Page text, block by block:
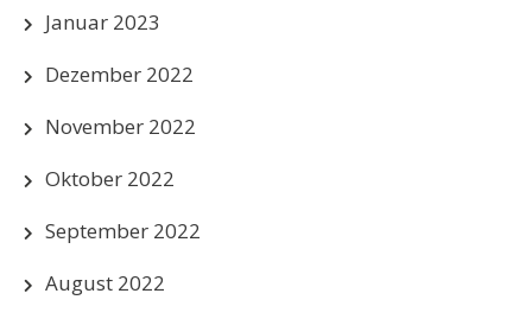
Januar 2023
Dezember 2022
November 2022
Oktober 2022
September 2022
August 2022